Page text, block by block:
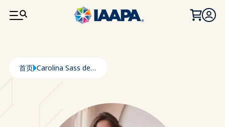
跳转到主要内容
面包屑
首页 Carolina Sass de Haro